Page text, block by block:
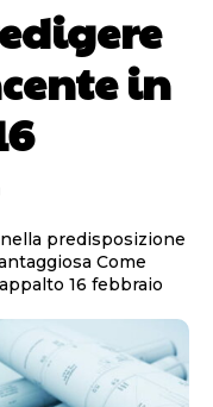
in
Come
febbraio